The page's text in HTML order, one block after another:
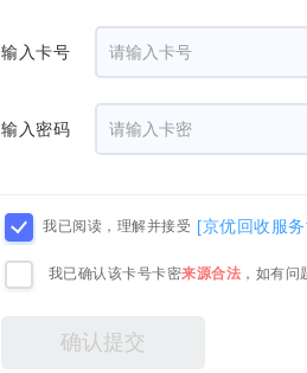
输入卡号
输入密码
我已阅读，理解并接受 [京优回收服
我已确认该卡号卡密来源合法 ，如有